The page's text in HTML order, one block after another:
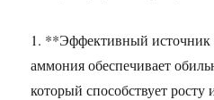
1. **Эффективный источник
аммония обеспечивает
который способствует